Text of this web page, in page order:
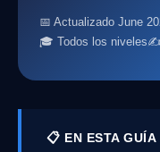
📅 Actualizado June
🎓 Todos los niveles✍️
📋 EN ESTA GUÍA